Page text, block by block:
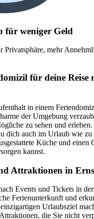
für weniger Geld
Privatsphäre, mehr
für deine Reise
in einem
der Umgebung
zu sehen und
dich auch im Urlaub wie zu
Küche und einen
kannst.
Attraktionen in
Events und Tickets in
Ferienunterkunft und
Urlaubsziel
die Sie nicht